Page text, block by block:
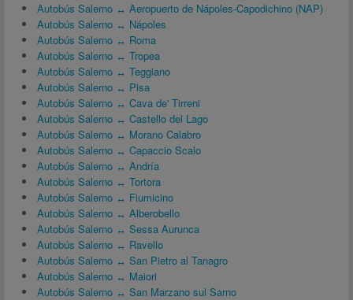
Autobús Salerno ↔ Aeropuerto de Nápoles-Capodichino (NAP)
Autobús Salerno ↔ Nápoles
Autobús Salerno ↔ Roma
Autobús Salerno ↔ Tropea
Autobús Salerno ↔ Teggiano
Autobús Salerno ↔ Pisa
Autobús Salerno ↔ Cava de' Tirreni
Autobús Salerno ↔ Castello del Lago
Autobús Salerno ↔ Morano Calabro
Autobús Salerno ↔ Capaccio Scalo
Autobús Salerno ↔ Andría
Autobús Salerno ↔ Tortora
Autobús Salerno ↔ Fiumicino
Autobús Salerno ↔ Alberobello
Autobús Salerno ↔ Sessa Aurunca
Autobús Salerno ↔ Ravello
Autobús Salerno ↔ San Pietro al Tanagro
Autobús Salerno ↔ Maiori
Autobús Salerno ↔ San Marzano sul Sarno